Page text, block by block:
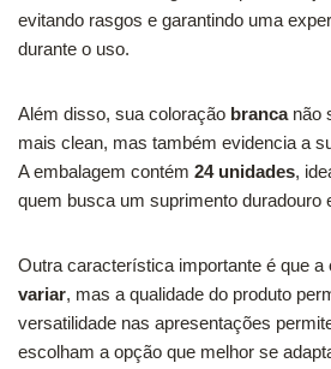
evitando rasgos e garantindo uma
durante o uso.
Além disso, sua coloração brancanão
mais clean, mas também evidencia a
A embalagem contém 24 unidades,
quem busca um suprimento duradouro
Outra característica importante é que a
variar, mas a qualidade do produto
versatilidade nas apresentações
escolham a opção que melhor se